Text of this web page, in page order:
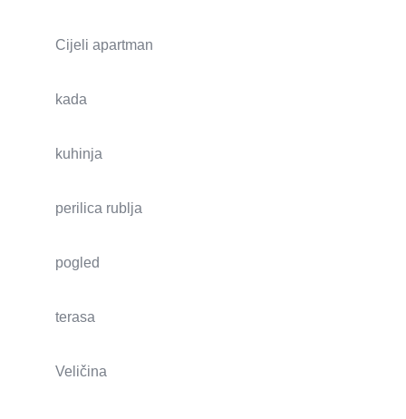
Cijeli apartman
kada
kuhinja
perilica rublja
pogled
terasa
Veličina